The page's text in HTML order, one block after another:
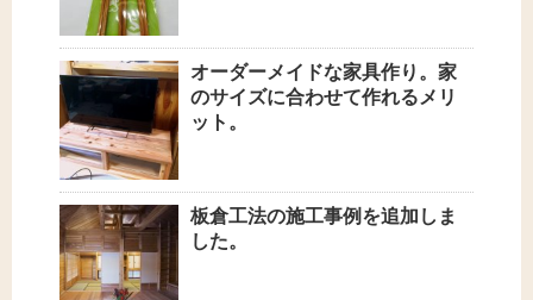
オーダーメイドな家具作り。家
のサイズに合わせて作れるメリ
ット。
板倉工法の施工事例を追加しま
した。